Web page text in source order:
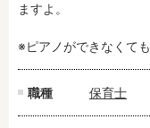
ますよ。
※ピアノができなくても
職種 保育士
月収見込み